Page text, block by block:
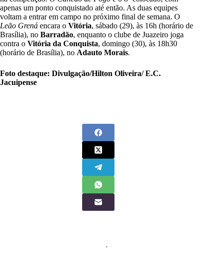
apenas um ponto conquistado até então. As duas equipes
voltam a entrar em campo no próximo final de semana. O
Leão Grená encara o Vitória, sábado (29), às 16h (horário de
Brasília), no Barradão, enquanto o clube de Juazeiro joga
contra o Vitória da Conquista, domingo (30), às 18h30
(horário de Brasília), no Adauto Morais.
Foto destaque: Divulgação/Hilton Oliveira/ E.C.
Jacuipense